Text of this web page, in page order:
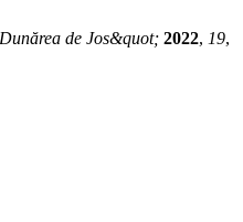
de Jos&quot; 2022, 19,